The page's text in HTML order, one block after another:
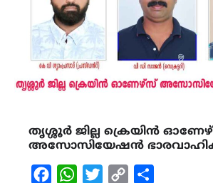
തൃശ്ശൂർ ജില്ല ക്രെയിൻ
അസോസിയേഷൻ
FacebookWhatsAppTwitterCopy